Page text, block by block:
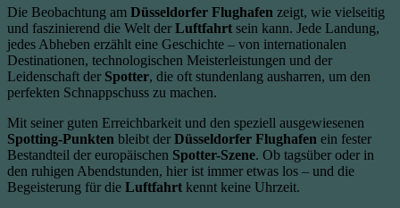
Die Beobachtung am Düsseldorfer Flughafen zeigt, wie vielseitig
und faszinierend die Welt der Luftfahrt sein kann. Jede Landung,
jedes Abheben erzählt eine Geschichte – von internationalen
Destinationen, technologischen Meisterleistungen und der
Leidenschaft der Spotter, die oft stundenlang ausharren, um den
perfekten Schnappschuss zu machen.
Mit seiner guten Erreichbarkeit und den speziell ausgewiesenen
Spotting-Punkten bleibt der Düsseldorfer Flughafen ein fester
Bestandteil der europäischen Spotter-Szene. Ob tagsüber oder in
den ruhigen Abendstunden, hier ist immer etwas los – und die
Begeisterung für die Luftfahrt kennt keine Uhrzeit.